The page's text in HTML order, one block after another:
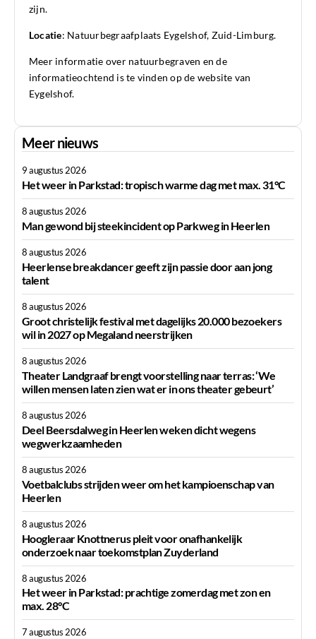
zijn.
Locatie: Natuurbegraafplaats Eygelshof, Zuid-Limburg.
Meer informatie over natuurbegraven en de
informatieochtend is te vinden op de website van
Eygelshof.
Meer nieuws
9 augustus 2026
Het weer in Parkstad: tropisch warme dag met max. 31°C
8 augustus 2026
Man gewond bij steekincident op Parkweg in Heerlen
8 augustus 2026
Heerlense breakdancer geeft zijn passie door aan jong
talent
8 augustus 2026
Groot christelijk festival met dagelijks 20.000 bezoekers
wil in 2027 op Megaland neerstrijken
8 augustus 2026
Theater Landgraaf brengt voorstelling naar terras: ‘We
willen mensen laten zien wat er in ons theater gebeurt’
8 augustus 2026
Deel Beersdalweg in Heerlen weken dicht wegens
wegwerkzaamheden
8 augustus 2026
Voetbalclubs strijden weer om het kampioenschap van
Heerlen
8 augustus 2026
Hoogleraar Knottnerus pleit voor onafhankelijk
onderzoek naar toekomstplan Zuyderland
8 augustus 2026
Het weer in Parkstad: prachtige zomerdag met zon en
max. 28°C
7 augustus 2026